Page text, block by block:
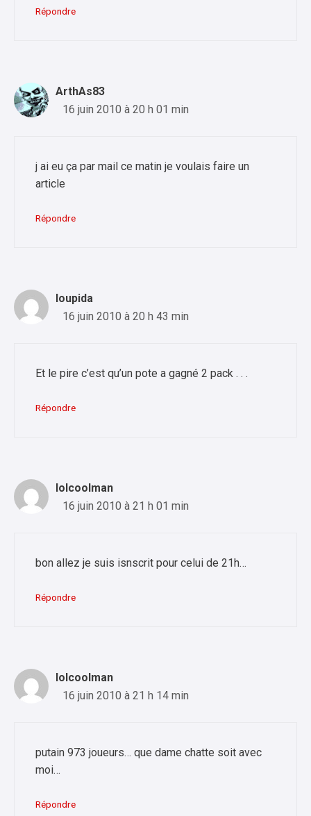
Répondre
ArthAs83
16 juin 2010 à 20 h 01 min
j ai eu ça par mail ce matin je voulais faire un
article
Répondre
loupida
16 juin 2010 à 20 h 43 min
Et le pire c’est qu’un pote a gagné 2 pack . . .
Répondre
lolcoolman
16 juin 2010 à 21 h 01 min
bon allez je suis isnscrit pour celui de 21h…
Répondre
lolcoolman
16 juin 2010 à 21 h 14 min
putain 973 joueurs… que dame chatte soit avec
moi…
Répondre